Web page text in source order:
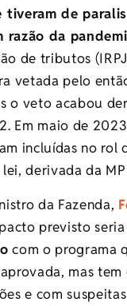
tiveram de
razão da
de tributos
vetada pelo
o veto acabou
Em maio de
incluídas no rol
derivada da MP
da Fazenda,
previsto
com o programa
mas tem
e com